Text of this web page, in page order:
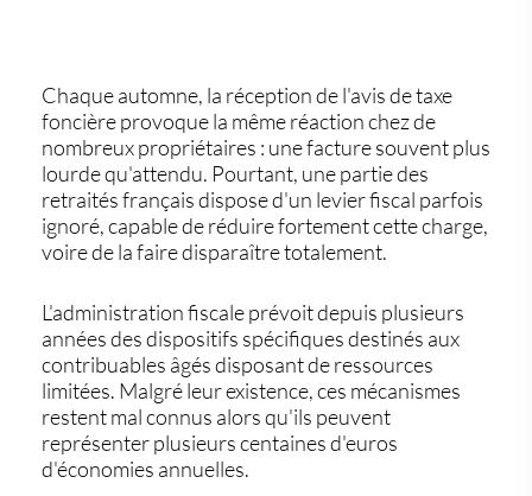
Chaque automne, la réception de l'avis de taxe
foncière provoque la même réaction chez de
nombreux propriétaires : une facture souvent plus
lourde qu'attendu. Pourtant, une partie des
retraités français dispose d'un levier fiscal parfois
ignoré, capable de réduire fortement cette charge,
voire de la faire disparaître totalement.
L'administration fiscale prévoit depuis plusieurs
années des dispositifs spécifiques destinés aux
contribuables âgés disposant de ressources
limitées. Malgré leur existence, ces mécanismes
restent mal connus alors qu'ils peuvent
représenter plusieurs centaines d'euros
d'économies annuelles.